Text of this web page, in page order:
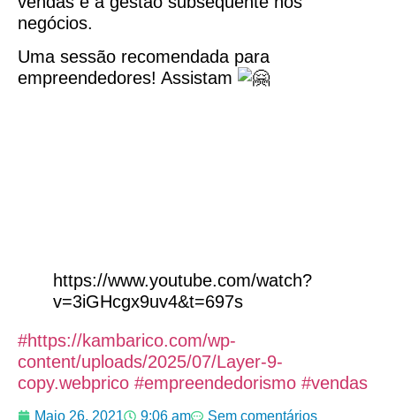
negócios.
Uma sessão recomendada para
empreendedores! Assistam
https://www.youtube.com/watch?
v=3iGHcgx9uv4&t=697s
#https://kambarico.com/wp-
content/uploads/2025/07/Layer-9-
copy.webprico #empreendedorismo #vendas
Maio 26, 2021 9:06 am
Sem comentários